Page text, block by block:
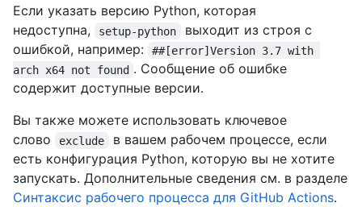
Если указать версию Python, которая
недоступна,
setup-python
выходит из строя с
ошибкой, например:
##[error]Version 3.7 with
arch x64 not found . Сообщение об ошибке
содержит доступные версии.
Вы также можете использовать ключевое
слово
exclude
в вашем рабочем процессе, если
есть конфигурация Python, которую вы не хотите
запускать. Дополнительные сведения см. в разделе
Синтаксис рабочего процесса для GitHub Actions.